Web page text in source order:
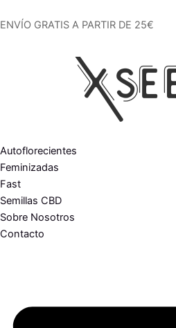
al
ENVÍO GRATIS A PARTIR DE 25€
Autoflorecientes
Feminizadas
Fast
Semillas CBD
Sobre Nosotros
Contacto